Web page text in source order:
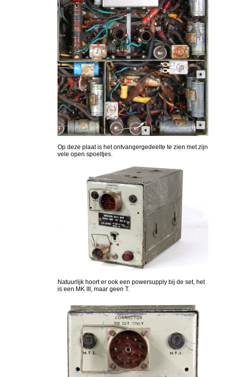
Op deze plaat is het ontvangergedeelte te zien met zijn
vele open spoeltjes.
Natuurlijk hoort er ook een powersupply bij de set, het
is een MK III, maar geen T.